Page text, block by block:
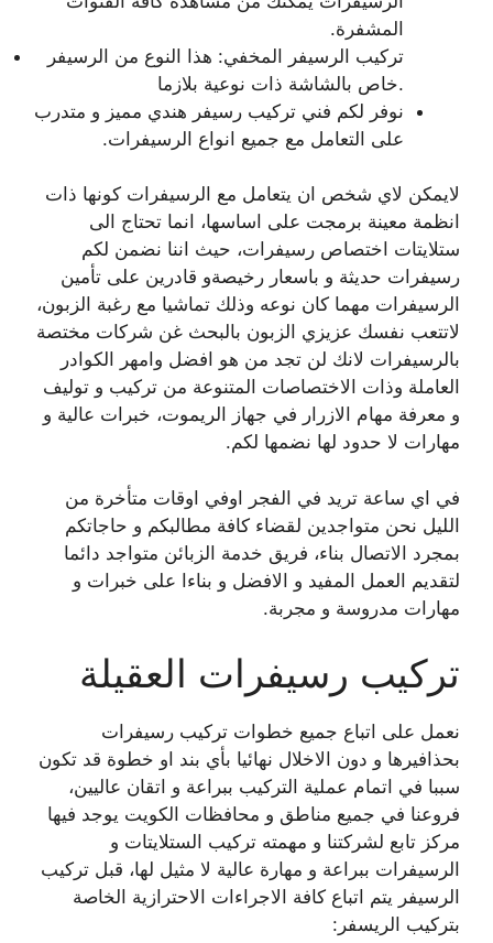
المشفرة.
تركيب الرسيفر المخفي: هذا النوع من الرسيفر
خاص بالشاشة ذات نوعية بلازما.
نوفر لكم فني تركيب رسيفر هندي مميز و متدرب
على التعامل مع جميع انواع الرسيفرات.
لايمكن لاي شخص ان يتعامل مع الرسيفرات كونها ذات
انظمة معينة برمجت على اساسها، انما تحتاج الى
ستلايتات اختصاص رسيفرات، حيث اننا نضمن لكم
رسيفرات حديثة و باسعار رخيصةو قادرين على تأمين
الرسيفرات مهما كان نوعه وذلك تماشيا مع رغبة الزبون،
لاتتعب نفسك عزيزي الزبون بالبحث غن شركات مختصة
بالرسيفرات لانك لن تجد من هو افضل وامهر الكوادر
العاملة وذات الاختصاصات المتنوعة من تركيب و توليف
و معرفة مهام الازرار في جهاز الريموت، خبرات عالية و
مهارات لا حدود لها نضمها لكم.
في اي ساعة تريد في الفجر اوفي اوقات متأخرة من
الليل نحن متواجدين لقضاء كافة مطالبكم و حاجاتكم
بمجرد الاتصال بناء، فريق خدمة الزبائن متواجد دائما
لتقديم العمل المفيد و الافضل و بناءا على خبرات و
مهارات مدروسة و مجربة.
تركيب رسيفرات العقيلة
نعمل على اتباع جميع خطوات تركيب رسيفرات
بحذافيرها و دون الاخلال نهائيا بأي بند او خطوة قد تكون
سببا في اتمام عملية التركيب ببراعة و اتقان عاليين،
فروعنا في جميع مناطق و محافظات الكويت يوجد فيها
مركز تابع لشركتنا و مهمته تركيب الستلايتات و
الرسيفرات ببراعة و مهارة عالية لا مثيل لها، قبل تركيب
الرسيفر يتم اتباع كافة الاجراءات الاحترازية الخاصة
بتركيب الريسفر: